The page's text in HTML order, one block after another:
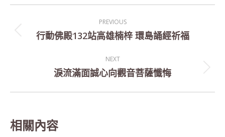
navigation
PREVIOUS
Previous
行動佛殿132站高雄楠梓 環島誦經祈福
NEXT
Next
post:
淚流滿面誠心向觀音菩薩懺悔
相關內容